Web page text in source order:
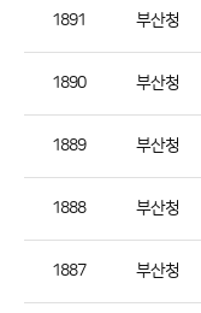
1891 부산청
1890 부산청
1889 부산청
1888 부산청
1887 부산청